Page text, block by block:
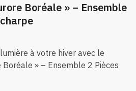
Boréale » – Ensemble
à votre hiver avec le
» – Ensemble 2 Pièces